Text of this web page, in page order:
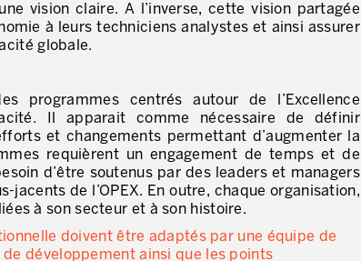
vision claire. A l’inverse, cette vision partagée
à leurs techniciens analystes et ainsi assurer
globale.
programmes centrés autour de l’Excellence
Il apparait comme nécessaire de définir
et changements permettant d’augmenter la
requièrent un engagement de temps et de
d’être soutenus par des leaders et managers
de l’OPEX. En outre, chaque organisation,
à son secteur et à son histoire.
doivent être adaptés par une équipe de
développement ainsi que les points